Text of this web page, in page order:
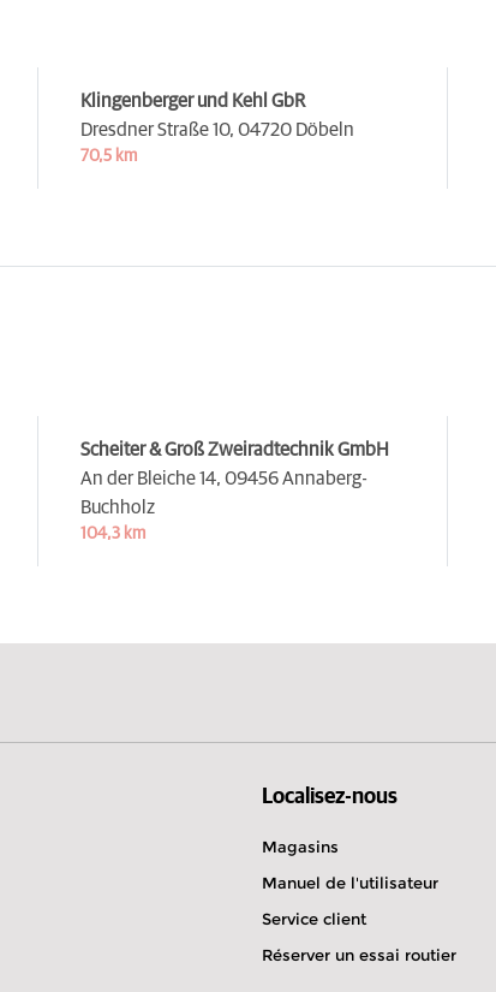
Klingenberger und Kehl GbR
Dresdner Straße 10, 04720 Döbeln
70,5 km
Scheiter & Groß Zweiradtechnik GmbH
An der Bleiche 14, 09456 Annaberg-
Buchholz
104,3 km
Localisez-nous
Magasins
Manuel de l'utilisateur
Service client
Réserver un essai routier